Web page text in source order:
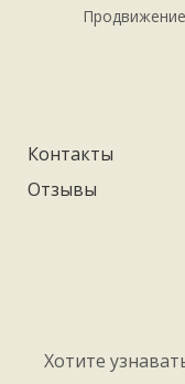
Контакты
Отзывы
Хотите